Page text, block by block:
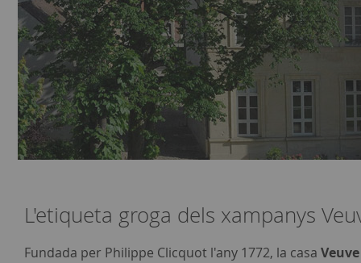
L'etiqueta groga dels xampanys
Fundada per Philippe Clicquot l'any 1772, la casa